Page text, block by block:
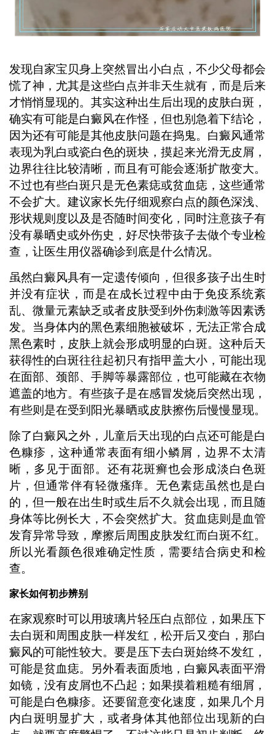
发现自家宝贝身上突然冒出小白点，不少父母都会
慌了神，尤其是这些白点并非天生就有，而是后来
才悄悄显现的。其实这种出生后出现的皮肤白斑，
确实有可能是白癜风在作怪，但也别急着下结论，
因为还有可能是其他皮肤问题在捣鬼。白癜风通常
表现为乳白或瓷白色的斑块，摸起来光滑无皮屑，
边界往往比较清晰，而且有可能会逐渐扩散变大。
不过也有些白斑只是无色素痣或贫血痣，这些通常
不会扩大。建议家长先仔细观察白点的颜色深浅、
形状规则度以及是否随时间变化，同时注意孩子有
没有暴晒史或外伤史，好尽快带孩子去做个专业检
查，让医生用仪器确诊到底是什么情况。
虽然白癜风具有一定遗传倾向，但很多孩子出生时
并没有症状，而是在成长过程中由于免疫系统紊
乱、微量元素缺乏或者皮肤受到外伤刺激等因素诱
发。当身体内的黑色素细胞被破坏，无法正常合成
黑色素时，皮肤上就会形成明显的白斑。这种后天
获得性的白斑往往起初只有指甲盖大小，可能出现
在面部、颈部、手脚等暴露部位，也可能藏在衣物
遮盖的地方。有些孩子是在感冒发烧后突然出现，
有些则是在受到阳光暴晒或皮肤擦伤后慢慢显现。
除了白癜风之外，儿童后天出现的白点还可能是白
色糠疹，这种通常表面有细小鳞屑，边界不太清
晰，多见于面部。还有花斑癣也会形成淡白色斑
片，但通常伴有轻微瘙痒。无色素痣虽然也是白
的，但一般在出生时或生后不久就会出现，而且随
身体等比例长大，不会突然扩大。贫血痣则是血管
发育异常导致，摩擦后周围皮肤发红而白斑不红。
所以光看颜色很难确定性质，需要结合病史和检
查。
家长如何初步辨别
在家观察时可以用玻璃片轻压白点部位，如果压下
去白斑和周围皮肤一样发红，松开后又变白，那白
癜风的可能性较大。要是压下去白斑始终不发红，
可能是贫血痣。另外看表面质地，白癜风表面平滑
如镜，没有皮屑也不凸起；如果摸着粗糙有细屑，
可能是白色糠疹。还要留意变化速度，如果几个月
内白斑明显扩大，或者身体其他部位出现新的白